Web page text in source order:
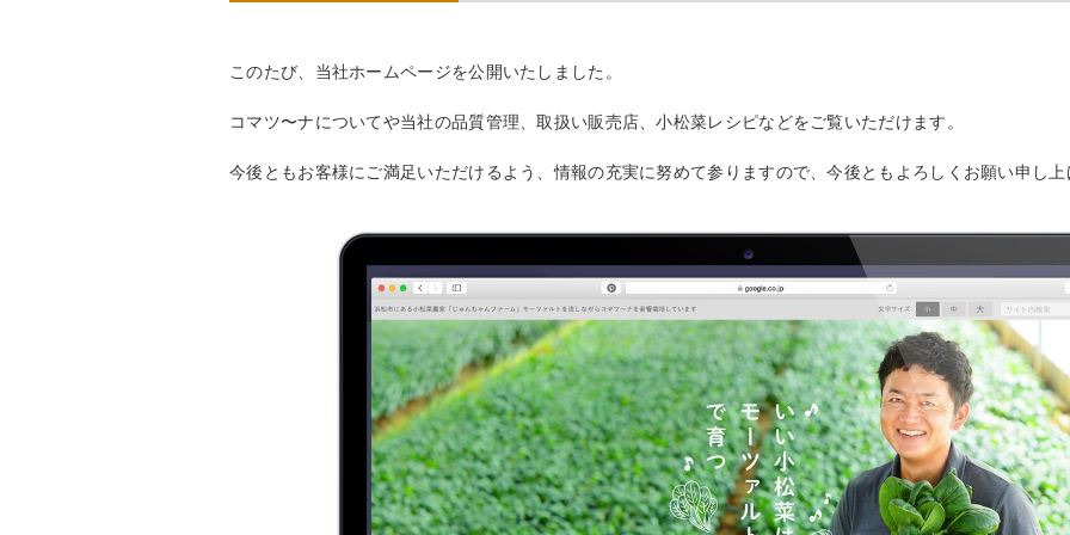
このたび、当社ホームページを公開いたしました。
コマツ〜ナについてや当社の品質管理、取扱い販売店、小松菜レシピなどをご覧いただけます。
今後ともお客様にご満足いただけるよう、情報の充実に努めて参りますので、今後ともよろしくお願い申し